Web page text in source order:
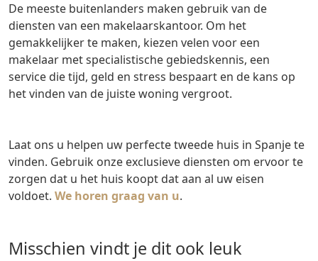
De meeste buitenlanders maken gebruik van de
diensten van een makelaarskantoor. Om het
gemakkelijker te maken, kiezen velen voor een
makelaar met specialistische gebiedskennis, een
service die tijd, geld en stress bespaart en de kans op
het vinden van de juiste woning vergroot.
Laat ons u helpen uw perfecte tweede huis in Spanje te
vinden. Gebruik onze exclusieve diensten om ervoor te
zorgen dat u het huis koopt dat aan al uw eisen
voldoet. We horen graag van u.
misschien vindt je dit ook leuk